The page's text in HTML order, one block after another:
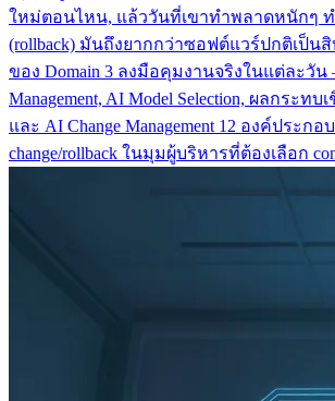
ใหม่ตอนไหน, แล้ววันที่เขาทำพลาดหนักๆ
(rollback) มันถึงยากกว่าซอฟต์แวร์ปกติเป็นสิ
ของ Domain 3 ลงมือคุมงานจริงในแต่ละวัน
Management, AI Model Selection, ผลกระท
และ AI Change Management 12 องค์ประกอบ
change/rollback ในมุมผู้บริหารที่ต้องเลือก